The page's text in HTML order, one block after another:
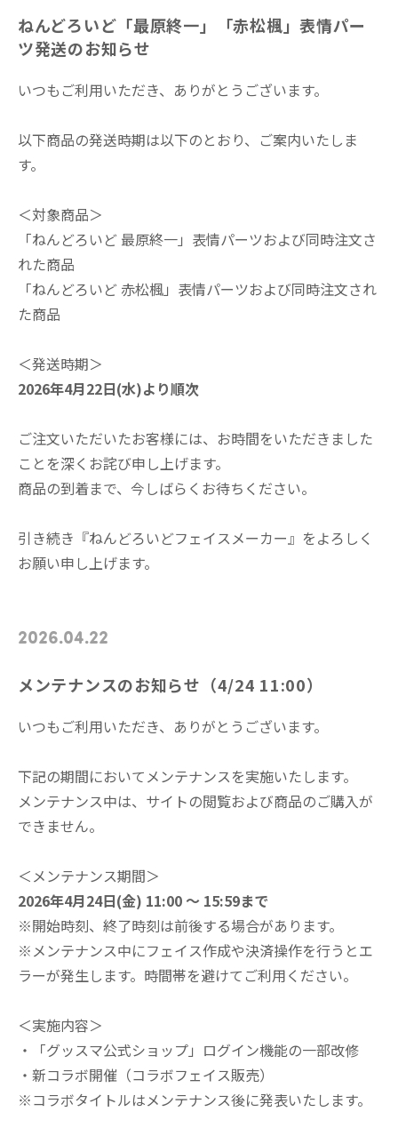
ねんどろいど「最原終一」「赤松楓」表情パー
ツ発送のお知らせ
いつもご利用いただき、ありがとうございます。
以下商品の発送時期は以下のとおり、ご案内いたしま
す。
＜対象商品＞
「ねんどろいど 最原終一」表情パーツおよび同時注文さ
れた商品
「ねんどろいど 赤松楓」表情パーツおよび同時注文され
た商品
＜発送時期＞
2026年4月22日(水)より順次
ご注文いただいたお客様には、お時間をいただきました
ことを深くお詫び申し上げます。
商品の到着まで、今しばらくお待ちください。
引き続き『ねんどろいどフェイスメーカー』をよろしく
お願い申し上げます。
2026.04.22
メンテナンスのお知らせ（4/24 11:00）
いつもご利用いただき、ありがとうございます。
下記の期間においてメンテナンスを実施いたします。
メンテナンス中は、サイトの閲覧および商品のご購入が
できません。
＜メンテナンス期間＞
2026年4月24日(金) 11:00 ～ 15:59まで
※開始時刻、終了時刻は前後する場合があります。
※メンテナンス中にフェイス作成や決済操作を行うとエ
ラーが発生します。時間帯を避けてご利用ください。
＜実施内容＞
・「グッスマ公式ショップ」ログイン機能の一部改修
・新コラボ開催（コラボフェイス販売）
※コラボタイトルはメンテナンス後に発表いたします。